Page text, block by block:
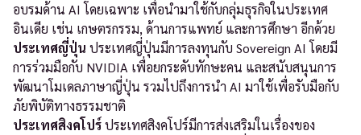
อบรมด้าน AI โดยเฉพาะ เพื่อนำมาใช้กับกลุ่มธุรกิจในประเทศ
อินเดีย เช่น เกษตรกรรม, ด้านการแพทย์ และการศึกษา อีกด้วย
ประเทศญี่ปุ่น ประเทศญี่ปุ่นมีการลงทุนกับ Sovereign AI โดยมี
การร่วมมือกับ NVIDIA เพื่อยกระดับทักษะคน และสนับสนุนการ
พัฒนาโมเดลภาษาญี่ปุ่น รวมไปถึงการนำ AI มาใช้เพื่อรับมือกับ
ภัยพิบัติทางธรรมชาติ
ประเทศสิงคโปร์ประเทศสิงคโปร์มีการส่งเสริมในเรื่องของ